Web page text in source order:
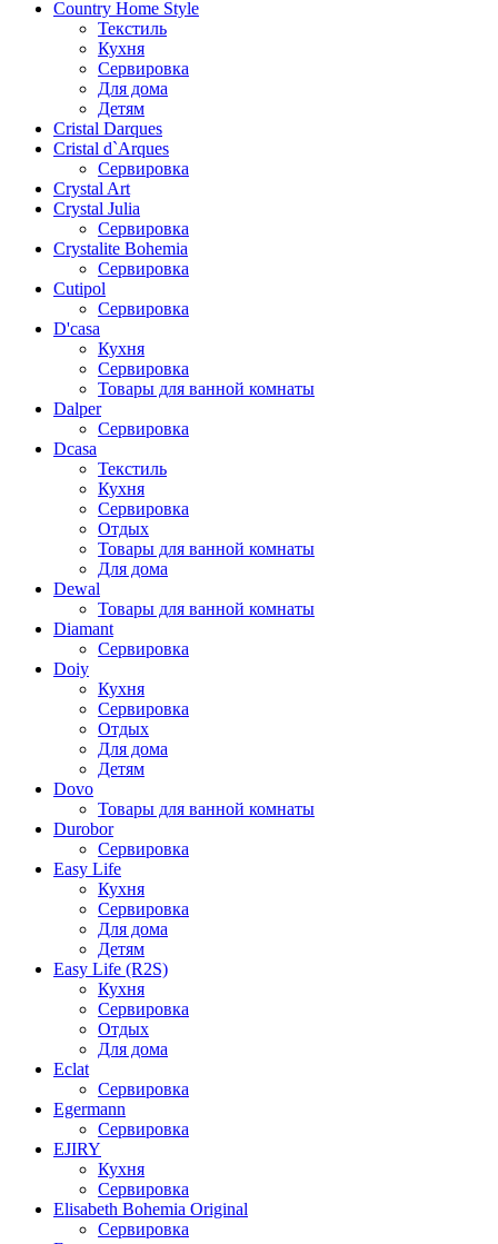
Country Home Style
Текстиль
Кухня
Сервировка
Для дома
Детям
Cristal Darques
Cristal d`Arques
Сервировка
Crystal Art
Crystal Julia
Сервировка
Crystalite Bohemia
Сервировка
Cutipol
Сервировка
D'casa
Кухня
Сервировка
Товары для ванной комнаты
Dalper
Сервировка
Dcasa
Текстиль
Кухня
Сервировка
Отдых
Товары для ванной комнаты
Для дома
Dewal
Товары для ванной комнаты
Diamant
Сервировка
Doiy
Кухня
Сервировка
Отдых
Для дома
Детям
Dovo
Товары для ванной комнаты
Durobor
Сервировка
Easy Life
Кухня
Сервировка
Для дома
Детям
Easy Life (R2S)
Кухня
Сервировка
Отдых
Для дома
Eclat
Сервировка
Egermann
Сервировка
EJIRY
Кухня
Сервировка
Elisabeth Bohemia Original
Сервировка